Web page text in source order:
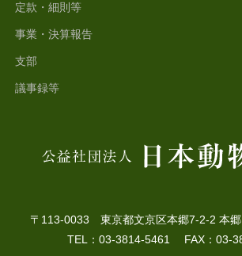
定款・細則等
事業・決算報告
支部
議事録等
〒113-0033 東京都文京区本郷7-2-2
TEL：03-3814-5461 FAX：03-